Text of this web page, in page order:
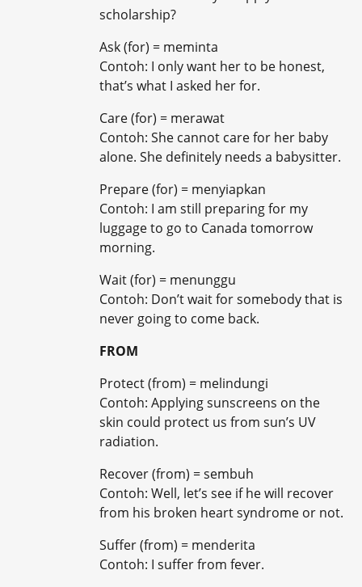
scholarship?
Ask (for) = meminta
Contoh: I only want her to be honest,
that’s what I asked her for.
Care (for) = merawat
Contoh: She cannot care for her baby
alone. She definitely needs a babysitter.
Prepare (for) = menyiapkan
Contoh: I am still preparing for my
luggage to go to Canada tomorrow
morning.
Wait (for) = menunggu
Contoh: Don’t wait for somebody that is
never going to come back.
FROM
Protect (from) = melindungi
Contoh: Applying sunscreens on the
skin could protect us from sun’s UV
radiation.
Recover (from) = sembuh
Contoh: Well, let’s see if he will recover
from his broken heart syndrome or not.
Suffer (from) = menderita
Contoh: I suffer from fever.